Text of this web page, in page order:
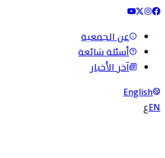
عن الجمعية
أسئلة شائعة
آخر الأخبار
English
ENع